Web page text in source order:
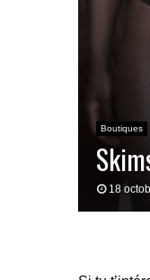
Boutiques
18